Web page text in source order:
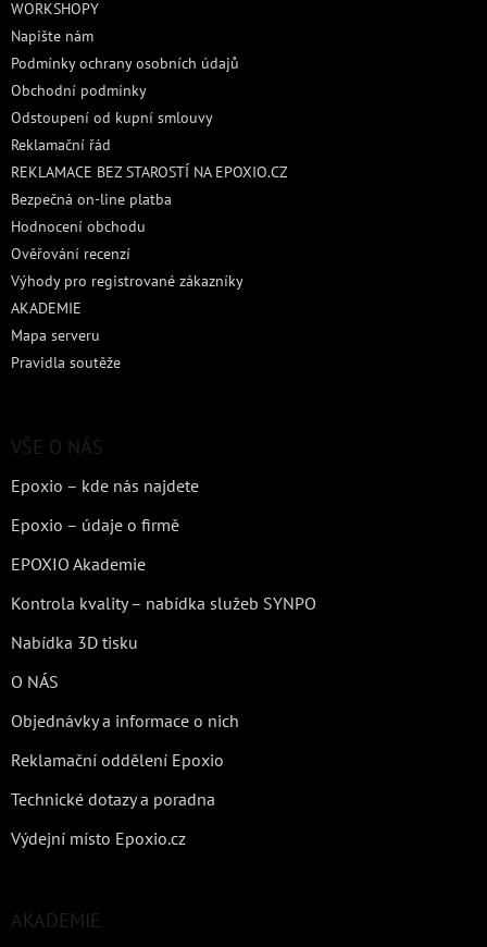
WORKSHOPY
Napište nám
Podmínky ochrany osobních údajů
Obchodní podmínky
Odstoupení od kupní smlouvy
Reklamační řád
REKLAMACE BEZ STAROSTÍ NA EPOXIO.CZ
Bezpečná on-line platba
Hodnocení obchodu
Ověřování recenzí
Výhody pro registrované zákazníky
AKADEMIE
Mapa serveru
Pravidla soutěže
VŠE O NÁS
Epoxio – kde nás najdete
Epoxio – údaje o firmě
EPOXIO Akademie
Kontrola kvality – nabídka služeb SYNPO
Nabídka 3D tisku
O NÁS
Objednávky a informace o nich
Reklamační oddělení Epoxio
Technické dotazy a poradna
Výdejní místo Epoxio.cz
AKADEMIE